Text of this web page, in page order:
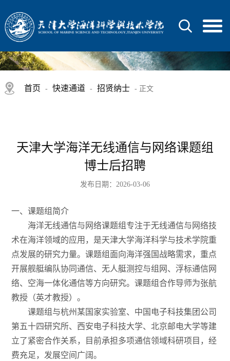
首页 - 快速通道 - 招贤纳士 - 正文
天津大学海洋无线通信与网络课题组
博士后招聘
发布日期：2026-03-06
一、课题组简介
海洋无线通信与网络课题组专注于无线通信与网络技
术在海洋领域的应用，是天津大学海洋科学与技术学院重
点发展的研究力量。课题组面向海洋强国战略需求，重点
开展舰艇编队协同通信、无人艇测控与组网、浮标通信网
络、空海一体化通信等方向研究。课题组合作导师为张航
教授（英才教授）。
课题组与杭州某国家实验室、中国电子科技集团公司
第五十四研究所、西安电子科技大学、北京邮电大学等建
立了紧密合作关系，目前承担多项通信领域科研项目，经
费充足，发展空间广阔。